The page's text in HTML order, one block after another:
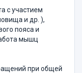
с участием
и др. ),
пояса и
мышц
при общей